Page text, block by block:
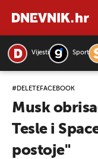
Vijesti Sport
#DELETEFACEBOOK
Musk
Tesle i
postoje"
PRETRAŽITE VIJESTI